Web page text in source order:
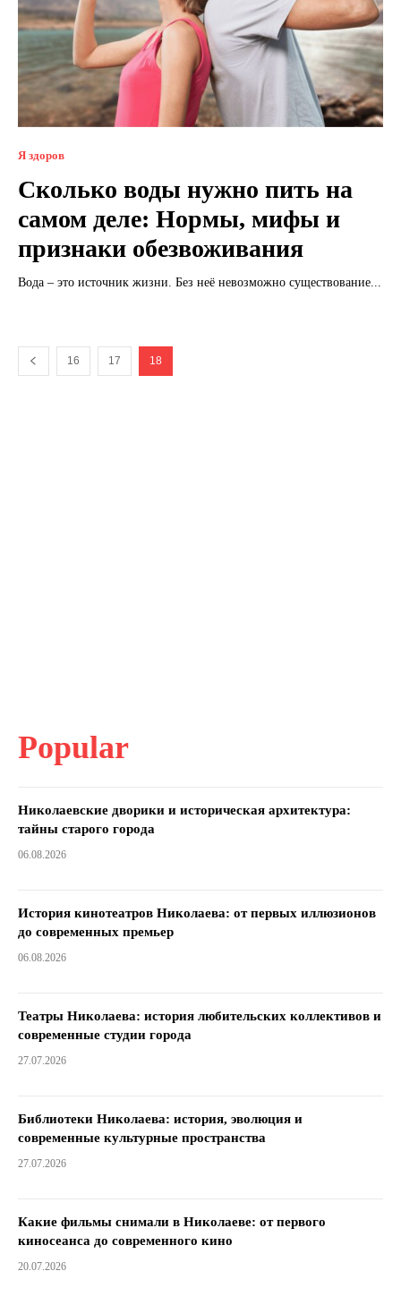
Я здоров
Сколько воды нужно пить на
самом деле: Нормы, мифы и
признаки обезвоживания
Вода – это источник жизни. Без неё невозможно существование...
16 17 18
Popular
Николаевские дворики и историческая архитектура:
тайны старого города
06.08.2026
История кинотеатров Николаева: от первых иллюзионов
до современных премьер
06.08.2026
Театры Николаева: история любительских коллективов и
современные студии города
27.07.2026
Библиотеки Николаева: история, эволюция и
современные культурные пространства
27.07.2026
Какие фильмы снимали в Николаеве: от первого
киносеанса до современного кино
20.07.2026